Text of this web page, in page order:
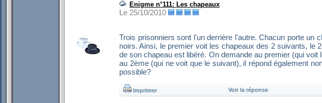
Enigme n°111: Les chapeaux
Le 25/10/2010
Trois prisonniers sont l'un derrière l'autre. Chacun porte un
noirs. Ainsi, le premier voit les chapeaux des 2 suivants, le
de son chapeau est libéré. On demande au premier (qui
au 2ème (qui ne voit que le suivant), il répond également
possible?
Imprimer Voir la réponse